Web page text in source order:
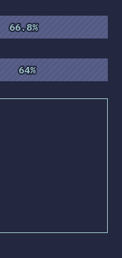
66.8%
66.8%
64%
64%